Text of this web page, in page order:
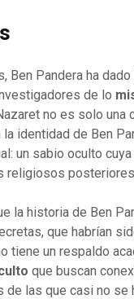
Pandera ha dado
de lo
no es solo una
identidad de Ben
un sabio oculto
religiosos posteriores.
la historia de Ben
que habrían
tiene un respaldo
que buscan
las que casi no se